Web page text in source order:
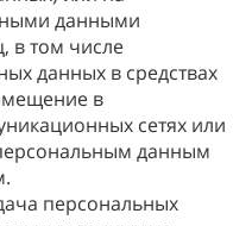
данными
в том числе
данных в средствах
в
сетях или
данным
персональных